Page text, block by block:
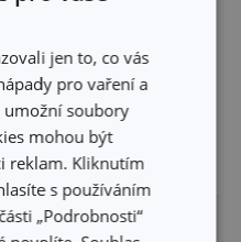
jen to, co vás
pro vaření a
umožní soubory
mohou být
reklam. Kliknutím
s používáním
„Podrobnosti“